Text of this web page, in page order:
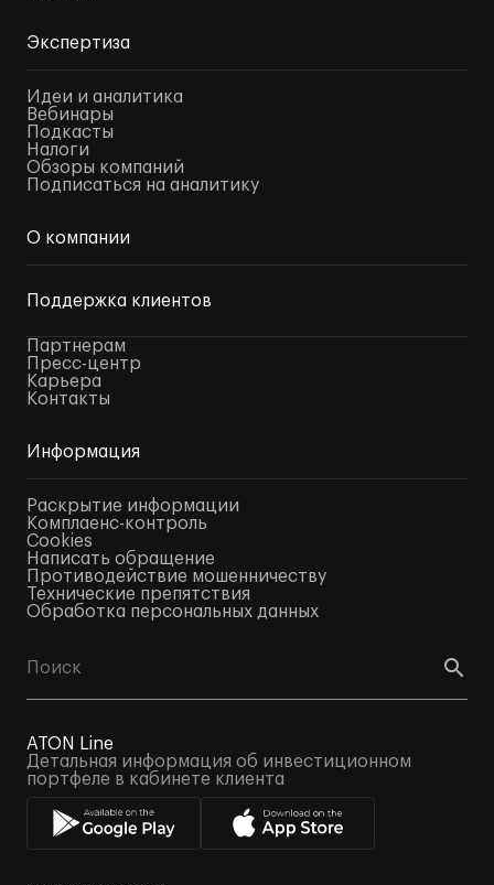
Экспертиза
Идеи и аналитика
Вебинары
Подкасты
Налоги
Обзоры компаний
Подписаться на аналитику
О компании
Поддержка клиентов
Партнерам
Пресс-центр
Карьера
Контакты
Информация
Раскрытие информации
Комплаенс-контроль
Cookies
Написать обращение
Противодействие мошенничеству
Технические препятствия
Обработка персональных данных
ATON Line
Детальная информация об инвестиционном
портфеле в кабинете клиента